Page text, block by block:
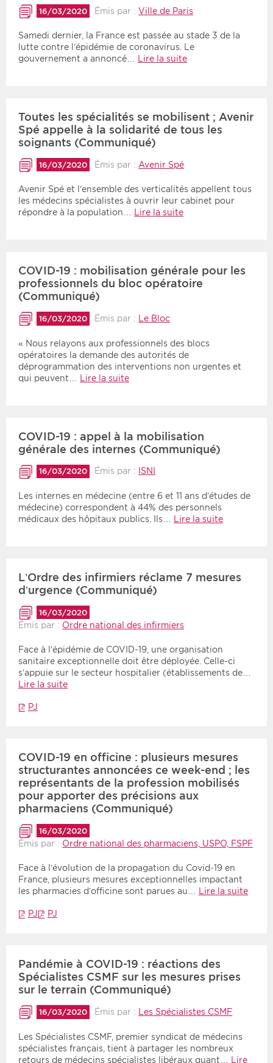
16/03/2020 Émis par :Ville de Paris
Samedi dernier, la France est passée au stade 3 de la
lutte contre l’épidémie de coronavirus. Le
gouvernement a annoncé…
Lire la suite
Toutes les spécialités se mobilisent ; Avenir
Spé appelle à la solidarité de tous les
soignants (Communiqué)
16/03/2020 Émis par : Avenir Spé
Avenir Spé et l’ensemble des verticalités appellent tous
les médecins spécialistes à ouvrir leur cabinet pour
répondre à la population… Lire la suite
COVID-19 : mobilisation générale pour les
professionnels du bloc opératoire
(Communiqué)
16/03/2020 Émis par : Le Bloc
« Nous relayons aux professionnels des blocs
opératoires la demande des autorités de
déprogrammation des interventions non urgentes et
qui peuvent…
Lire la suite
COVID-19 : appel à la mobilisation
générale des internes (Communiqué)
16/03/2020 Émis par : ISNI
Les internes en médecine (entre 6 et 11 ans d’études de
médecine) correspondent à 44% des personnels
médicaux des hôpitaux publics. Ils…
Lire la suite
L’Ordre des infirmiers réclame 7 mesures
d’urgence (Communiqué)
16/03/2020
Émis par : Ordre national des infirmiers
Face à l’épidémie de COVID-19, une organisation
sanitaire exceptionnelle doit être déployée. Celle-ci
s’appuie sur le secteur hospitalier (établissements de…
Lire la suite
PJ
COVID-19 en officine : plusieurs mesures
structurantes annoncées ce week-end ; les
représentants de la profession mobilisés
pour apporter des précisions aux
pharmaciens (Communiqué)
16/03/2020
Émis par : Ordre national des pharmaciens, USPO, FSPF
Face à l’évolution de la propagation du Covid-19 en
France, plusieurs mesures exceptionnelles impactant
les pharmacies d’officine sont parues au… Lire la suite
PJ PJ
Pandémie à COVID-19 : réactions des
Spécialistes CSMF sur les mesures prises
sur le terrain (Communiqué)
16/03/2020 Émis par : Les Spécialistes CSMF
Les Spécialistes CSMF, premier syndicat de médecins
spécialistes français, tient à partager les nombreux
retours de médecins spécialistes libéraux quant…
Lire